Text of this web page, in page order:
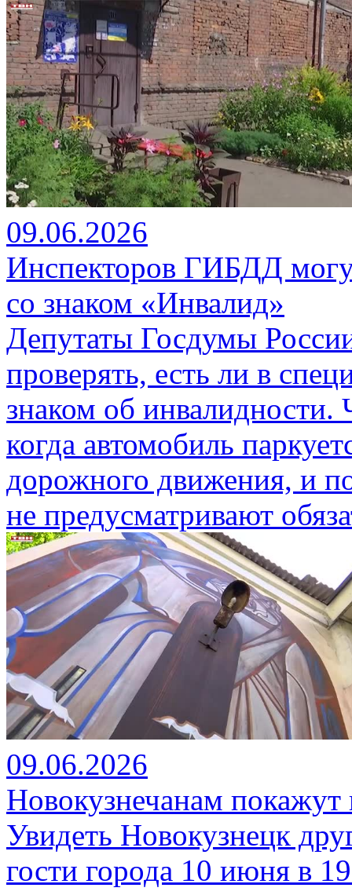
09.06.2026
Инспекторов ГИБДД
со знаком «Инвалид»
Депутаты Госдумы
проверять, есть ли в
знаком об инвалидности.
когда автомобиль
дорожного движения, и
не предусматривают
09.06.2026
Новокузнечанам покажут
Увидеть Новокузнецк
гости города 10 июня в